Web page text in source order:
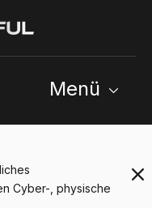
Menü
Cyber-, physische